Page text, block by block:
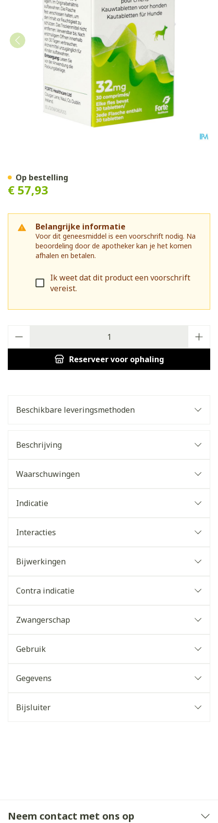
€ 57,93
Belangrijke informatie
Voor dit geneesmiddel is een voorschrift nodig. Na
beoordeling door de apotheker kan je het komen
afhalen en betalen.
Ik weet dat dit product een voorschrift
vereist.
Reserveervoor ophaling
Op bestelling
Beschikbare leveringsmethoden
Beschrijving
Waarschuwingen
Indicatie
Interacties
Bijwerkingen
Contra indicatie
Zwangerschap
Gebruik
Gegevens
Bijsluiter
Neem contact met ons op